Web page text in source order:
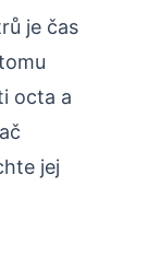
je čas
octa a
jej